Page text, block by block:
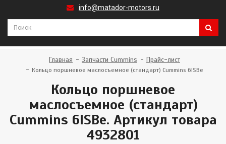
info@matador-motors.ru
Главная Запчасти Cummins Прайс-лист
Кольцо поршневое маслосъемное (стандарт) Cummins 6ISBe
Кольцо поршневое
маслосъемное (стандарт)
Cummins 6ISBe. Артикул товара
4932801